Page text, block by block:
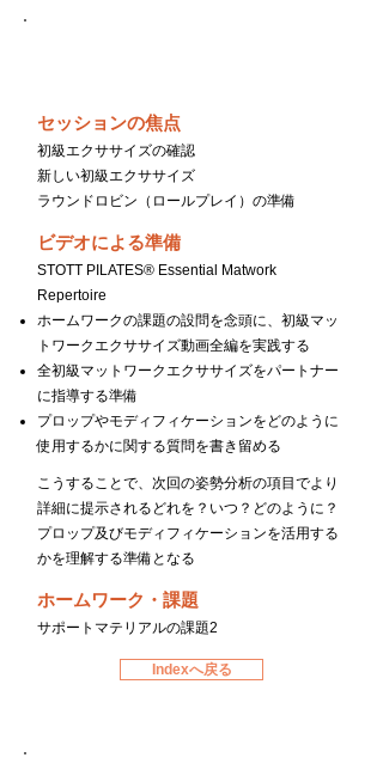
セッションの焦点
初級エクササイズの確認
新しい初級エクササイズ
ラウンドロビン（ロールプレイ）の準備
ビデオによる準備
STOTT PILATES® Essential Matwork
Repertoire
ホームワークの課題の設問を念頭に、初級マッ
トワークエクササイズ動画全編を実践する
全初級マットワークエクササイズをパートナー
に指導する準備
プロップやモディフィケーションをどのように
使用するかに関する質問を書き留める
こうすることで、次回の姿勢分析の項目でより
詳細に提示されるどれを？いつ？どのように？
プロップ及びモディフィケーションを活用する
かを理解する準備となる
ホームワーク・課題
サポートマテリアルの課題2
Indexへ戻る